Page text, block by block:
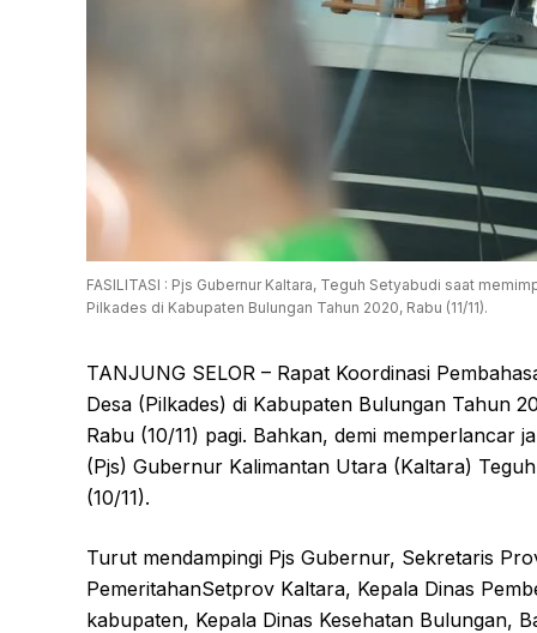
FASILITASI : Pjs Gubernur Kaltara, Teguh Setyabudi saat
Pilkades di Kabupaten Bulungan Tahun 2020, Rabu (11/11).
TANJUNG SELOR – Rapat Koordinasi
Desa (Pilkades) di Kabupaten Bulungan Tahun
Rabu (10/11) pagi. Bahkan, demi memperlancar
(Pjs) Gubernur Kalimantan Utara (Kaltara)
(10/11).
Turut mendampingi Pjs Gubernur, Sekretaris
PemeritahanSetprov Kaltara, Kepala Dinas
kabupaten, Kepala Dinas Kesehatan Bulungan,